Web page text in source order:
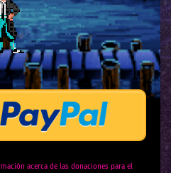
acerca de las donaciones para el